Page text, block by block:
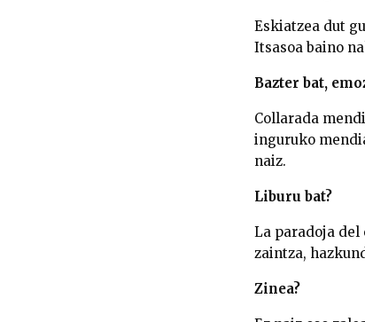
Eskiatzea dut
Itsasoa baino
Bazter bat,
Collarada
inguruko
naiz.
Liburu bat?
La paradoja del
zaintza,
Zinea?